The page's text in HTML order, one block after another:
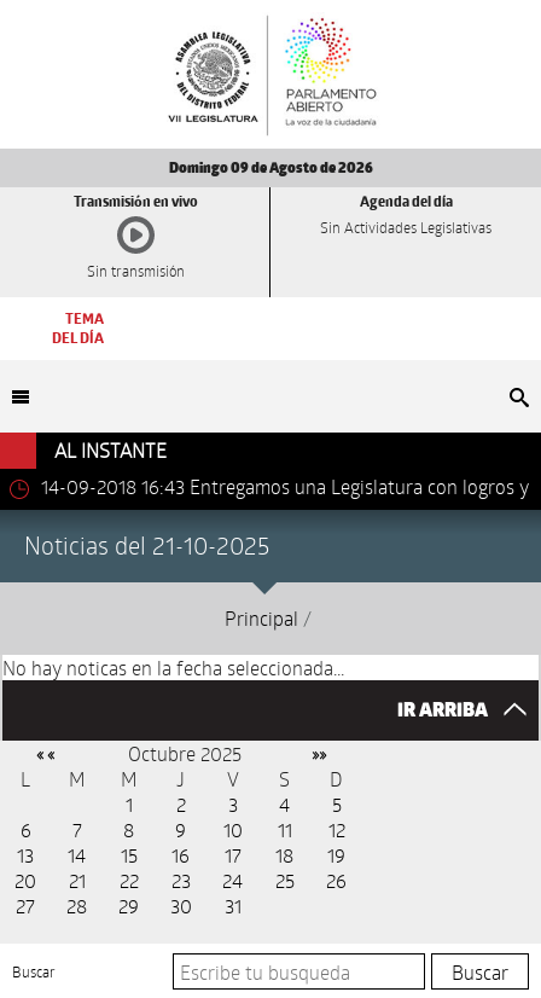
Domingo 09 de Agosto de 2026
Transmisión en vivo
Sin transmisión
Agenda del día
Sin Actividades Legislativas
TEMA
DEL DÍA
AL INSTANTE
14-09-2018 16:43 Entregamos una Legislatura con logros y
Noticias del 21-10-2025
Principal /
No hay noticas en la fecha seleccionada...
IR ARRIBA
« « Octubre 2025 »»
L M M J V S
D
1
2 3 4
5
6
7 8 9 10 11
12
13
14 15 16 17 18
19
20
21 22 23 24 25
26
27
28 29 30 31
Buscar